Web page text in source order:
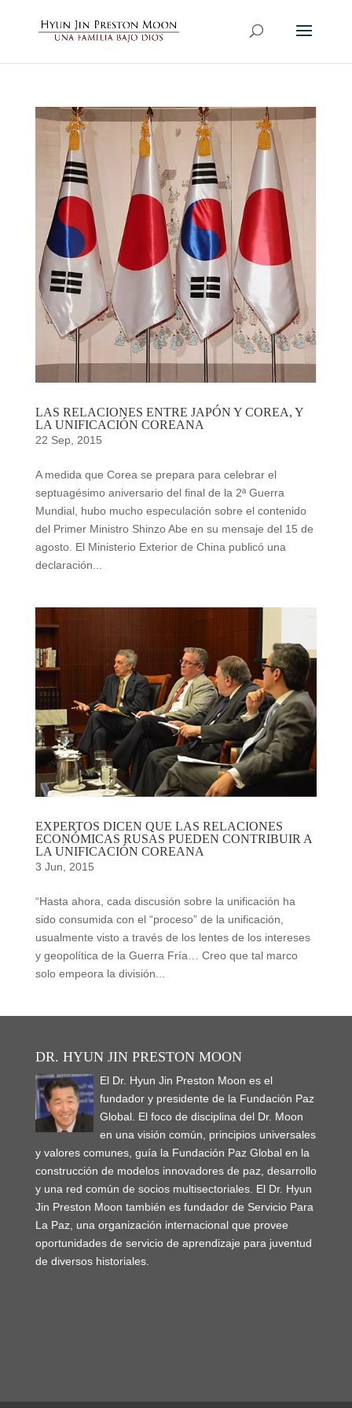
LAS RELACIONES ENTRE JAPÓN Y COREA, Y
LA UNIFICACIÓN COREANA
22 Sep, 2015
A medida que Corea se prepara para celebrar el
septuagésimo aniversario del final de la 2ª Guerra
Mundial, hubo mucho especulación sobre el contenido
del Primer Ministro Shinzo Abe en su mensaje del 15 de
agosto. El Ministerio Exterior de China publicó una
declaración...
EXPERTOS DICEN QUE LAS RELACIONES
ECONÓMICAS RUSAS PUEDEN CONTRIBUIR A
LA UNIFICACIÓN COREANA
3 Jun, 2015
“Hasta ahora, cada discusión sobre la unificación ha
sido consumida con el “proceso” de la unificación,
usualmente visto a través de los lentes de los intereses
y geopolítica de la Guerra Fría… Creo que tal marco
solo empeora la división...
DR. HYUN JIN PRESTON MOON
El Dr. Hyun Jin Preston Moon es el
fundador y presidente de la Fundación Paz
Global. El foco de disciplina del Dr. Moon
en una visión común, principios universales
y valores comunes, guía la Fundación Paz Global en la
construcción de modelos innovadores de paz, desarrollo
y una red común de socios multisectoriales. El Dr. Hyun
Jin Preston Moon también es fundador de Servicio Para
La Paz, una organización internacional que provee
oportunidades de servicio de aprendizaje para juventud
de diversos historiales.